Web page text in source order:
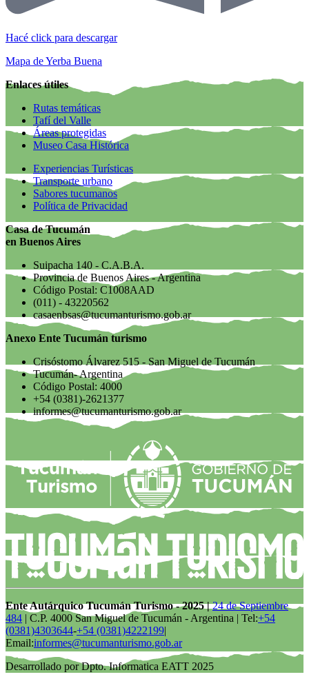
Hacé click para descargar
Mapa de Yerba Buena
Enlaces útiles
Rutas temáticas
Tafí del Valle
Áreas protegidas
Museo Casa Histórica
Experiencias Turísticas
Transporte urbano
Sabores tucumanos
Política de Privacidad
Casa de Tucumán
en Buenos Aires
Suipacha 140 - C.A.B.A.
Provincia de Buenos Aires - Argentina
Código Postal: C1008AAD
(011) - 43220562
casaenbsas@tucumanturismo.gob.ar
Anexo Ente Tucumán turismo
Crisóstomo Álvarez 515 - San Miguel de Tucumán
Tucumán- Argentina
Código Postal: 4000
+54 (0381)-2621377
informes@tucumanturismo.gob.ar
Ente Autárquico Tucumán Turismo - 2025 |24 de Septiembre
484 | C.P. 4000 San Miguel de Tucumán - Argentina | Tel:+54
(0381)4303644-+54 (0381)4222199|
Email:informes@tucumanturismo.gob.ar
Desarrollado por Dpto. Informatica EATT 2025